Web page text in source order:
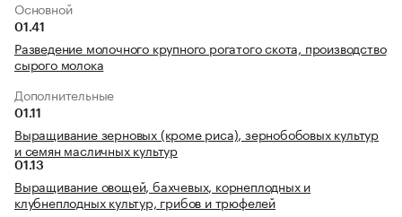
Основной
01.41
Разведение молочного крупного рогатого скота, производство
сырого молока
Дополнительные
01.11
Выращивание зерновых (кроме риса), зернобобовых культур
и семян масличных культур
01.13
Выращивание овощей, бахчевых, корнеплодных и
клубнеплодных культур, грибов и трюфелей